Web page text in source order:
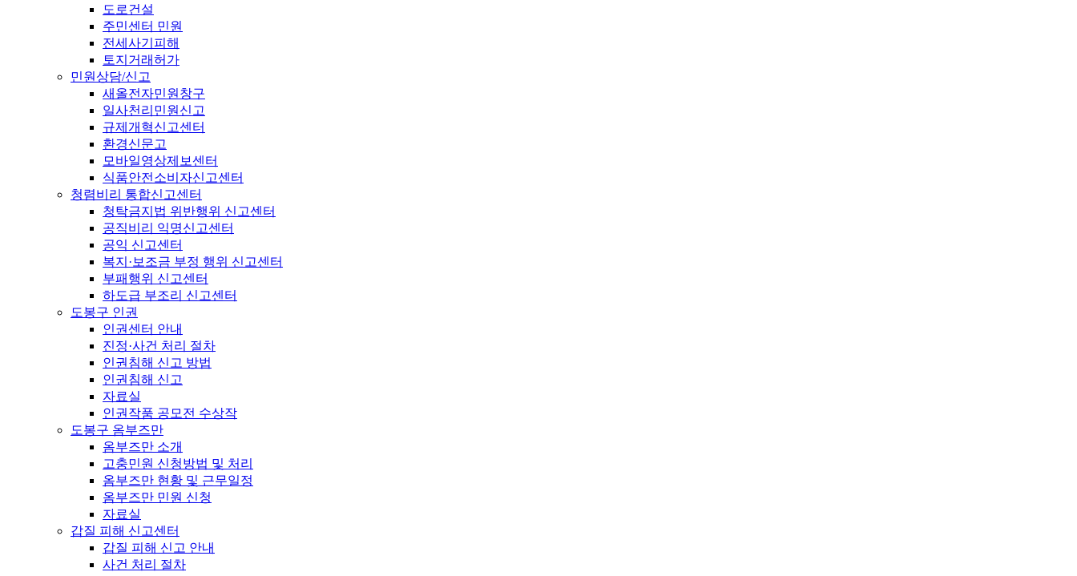
도로건설
주민센터 민원
전세사기피해
토지거래허가
민원상담/신고
새올전자민원창구
일사천리민원신고
규제개혁신고센터
환경신문고
모바일영상제보센터
식품안전소비자신고센터
청렴비리 통합신고센터
청탁금지법 위반행위 신고센터
공직비리 익명신고센터
공익 신고센터
복지·보조금 부정 행위 신고센터
부패행위 신고센터
하도급 부조리 신고센터
도봉구 인권
인권센터 안내
진정·사건 처리 절차
인권침해 신고 방법
인권침해 신고
자료실
인권작품 공모전 수상작
도봉구 옴부즈만
옴부즈만 소개
고충민원 신청방법 및 처리
옴부즈만 현황 및 근무일정
옴부즈만 민원 신청
자료실
갑질 피해 신고센터
갑질 피해 신고 안내
사건 처리 절차